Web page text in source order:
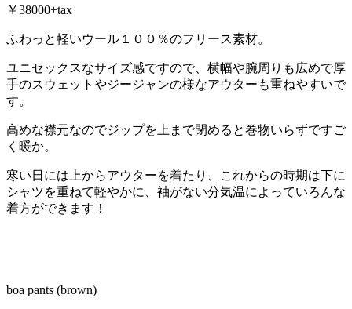
￥38000+tax
ふわっと軽いウール１００％のフリース素材。
ユニセックスなサイズ感ですので、横幅や腕周りも広めで厚
手のスウェットやジージャンの様なアウターも重ねやすいで
す。
高めな襟元なのでジップを上まで閉めると巻物いらずですご
く暖か。
寒い日には上からアウターを着たり、これからの時期は下に
シャツを重ねて軽やかに、袖がない分気温によっていろんな
着方ができます！
boa pants (brown)